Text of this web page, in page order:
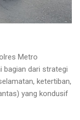
Metro
bagian dari strategi
ketertiban,
yang kondusif